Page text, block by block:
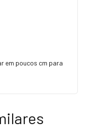
em poucos cm para